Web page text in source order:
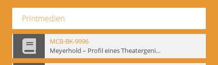
Printmedien
MCB-BK-9996
Meyerhold – Profil eines Theatergenies. Vortrag. Arbeitsdemonstration - interne Signatur: BM-prt-203